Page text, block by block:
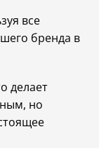
все
бренда в
делает
но